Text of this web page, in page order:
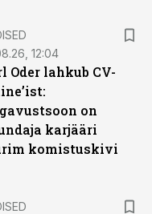
12:04
Oder lahkub CV-
on
karjääri
komistuskivi